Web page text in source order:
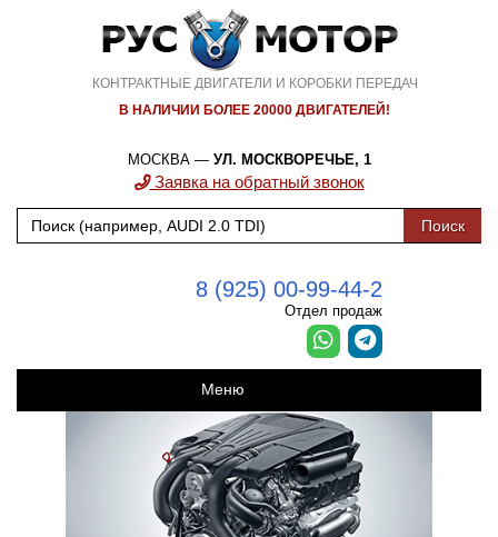
КОНТРАКТНЫЕ ДВИГАТЕЛИ И КОРОБКИ ПЕРЕДАЧ
В НАЛИЧИИ БОЛЕЕ 20000 ДВИГАТЕЛЕЙ!
МОСКВА — УЛ. МОСКВОРЕЧЬЕ, 1
Заявка на обратный звонок
8 (925) 00-99-44-2
Отдел продаж
Меню